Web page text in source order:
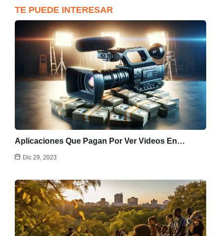
TE PUEDE INTERESAR
Aplicaciones Que Pagan Por Ver Videos En…
Dic 29, 2023